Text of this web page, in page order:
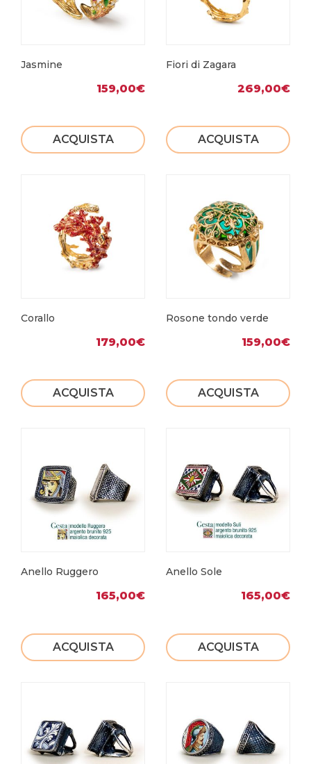
Jasmine
159,00€
ACQUISTA
Fiori di Zagara
269,00€
ACQUISTA
Corallo
179,00€
ACQUISTA
Rosone tondo verde
159,00€
ACQUISTA
Anello Ruggero
165,00€
ACQUISTA
Anello Sole
165,00€
ACQUISTA